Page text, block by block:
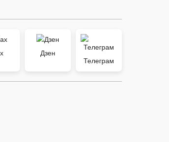
Дзен
Телеграм